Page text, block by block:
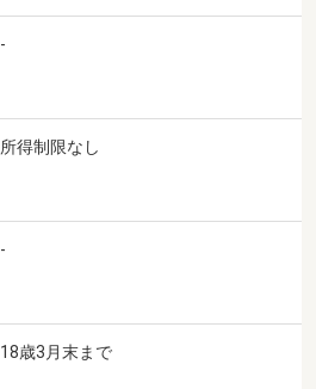
-
所得制限なし
-
18歳3月末まで